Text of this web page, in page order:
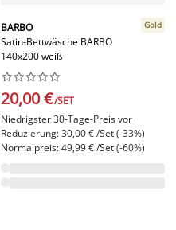
BARBO
Satin-Bettwäsche BARBO
140x200 weiß
Gold






20,00 €/SET
Niedrigster 30-Tage-Preis vor
Reduzierung: 30,00 € /Set (-33%)
Normalpreis: 49,99 € /Set (-60%)